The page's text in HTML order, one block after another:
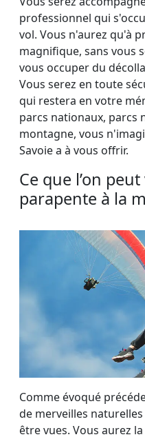
professionnel qui
vol. Vous n'aurez qu'à
magnifique, sans vous
vous occuper du
Vous serez en toute
qui restera en votre
parcs nationaux, parcs
montagne, vous
Savoie a à vous offrir.
Ce que l’on
parapente à la
Comme évoqué
de merveilles
être vues. Vous aurez